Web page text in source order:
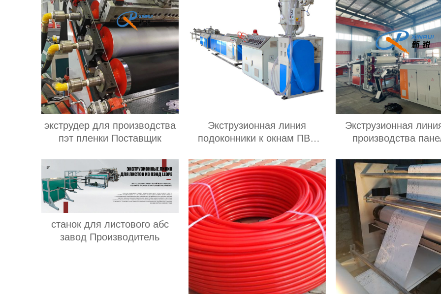
экструдер для производства
пэт пленки Поставщик
Экструзионная линия
подоконники к окнам ПВХ
Экструзионная
производства
станок для листового абс
завод Производитель